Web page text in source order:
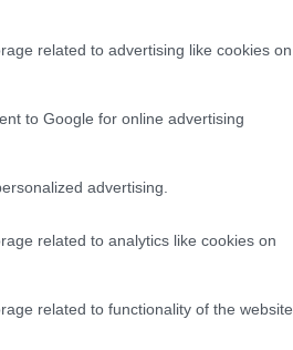
related to advertising like cookies on
to Google for online advertising
advertising.
related to analytics like cookies on
related to functionality of the website
Bau nevéhez
leglátványosabb
amelynek a
„Úgy
megyében általában van
fontos.”